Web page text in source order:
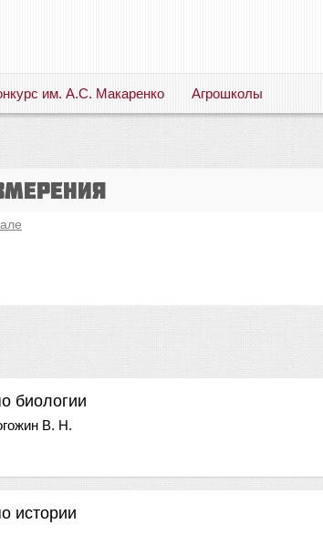
им. А.С. Макаренко Агрошколы
биологии
В. Н.
истории